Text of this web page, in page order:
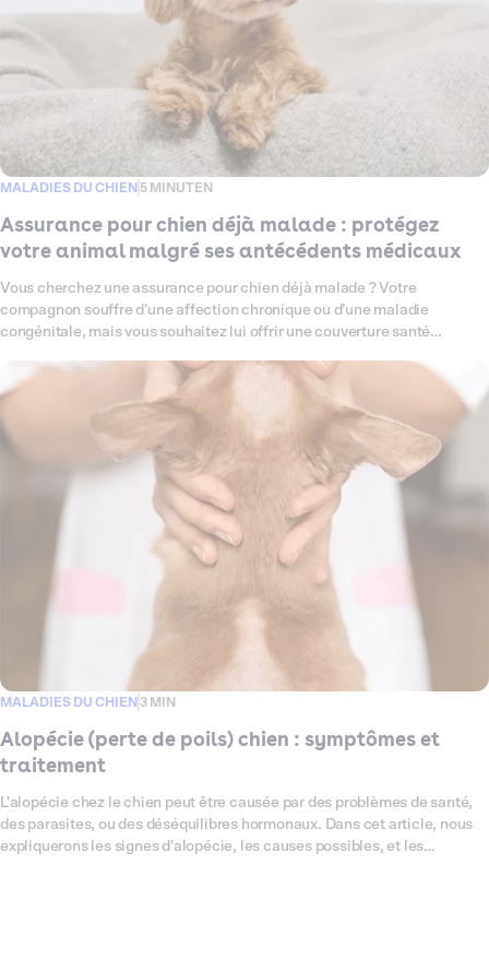
complet du kyste et la suture. Durée : 20 à 40 minutes. Les kystes chez
le chien sont des poches remplies de liquide, de sébum ou de cellules,
qui apparaissent sous la peau ou parfois à proximité d'un organe. Dans
la majorité des cas, ils sont bénins, mais peuvent grossir, s'infecter ou
gêner votre compagnon au quotidien. Le prix varie selon la taille du
kyste, la clinique, le gabarit du chien et la région. Découvrez en détail le
coût, le déroulement et les options de prise en charge avec Dalma.
MALADIES DU CHIEN 5 MINUTEN
Assurance pour chien déjà malade : protégez
votre animal malgré ses antécédents médicaux
Vous cherchez une assurance pour chien déjà malade ? Votre
compagnon souffre d’une affection chronique ou d’une maladie
congénitale, mais vous souhaitez lui offrir une couverture santé
charge votre chien, même s’il a des antécédents médicaux.
MALADIES DU CHIEN 3 MIN
Alopécie (perte de poils) chien : symptômes et
traitement
L'alopécie chez le chien peut être causée par des problèmes de santé,
des parasites, ou des déséquilibres hormonaux. Dans cet article, nous
expliquerons les signes d'alopécie, les causes possibles, et les